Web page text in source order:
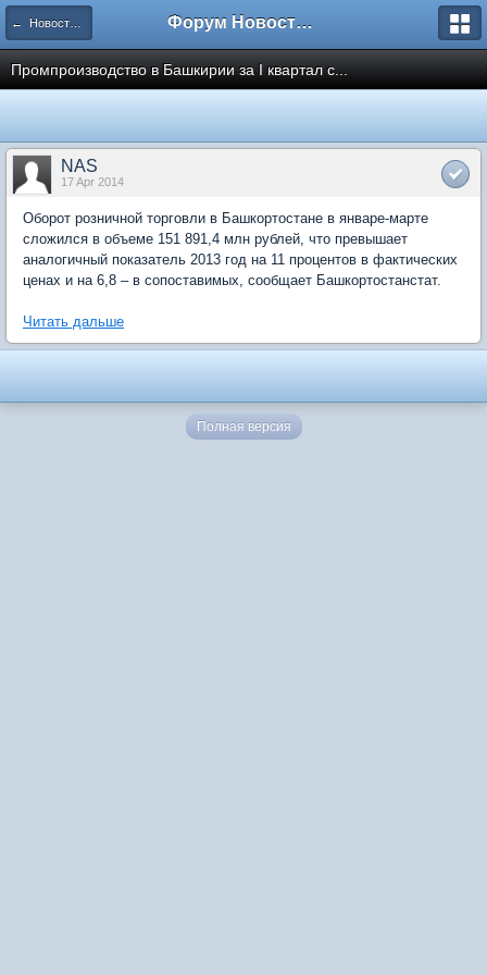
← Новости рынка недвижимости Форум Новостройки
Промпроизводство в Башкирии за I квартал с...
NAS
17 Apr 2014
Оборот розничной торговли в Башкортостане в январе-марте
сложился в объеме 151 891,4 млн рублей, что превышает
аналогичный показатель 2013 год на 11 процентов в фактических
ценах и на 6,8 – в сопоставимых, сообщает Башкортостанстат.
Читать дальше
Полная версия